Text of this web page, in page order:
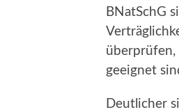
BNatSchG
überprüfen,
geeignet
Deutlicher